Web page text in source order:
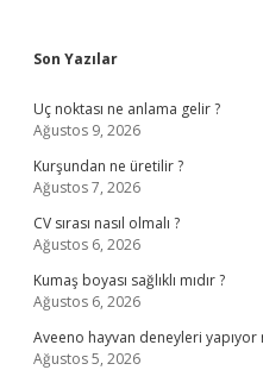
Sidebar
Son Yazılar
Uç noktası ne anlama gelir ?
Ağustos 9, 2026
Kurşundan ne üretilir ?
Ağustos 7, 2026
CV sırası nasıl olmalı ?
Ağustos 6, 2026
Kumaş boyası sağlıklı mıdır ?
Ağustos 6, 2026
Aveeno hayvan deneyleri yapıyor
Ağustos 5, 2026